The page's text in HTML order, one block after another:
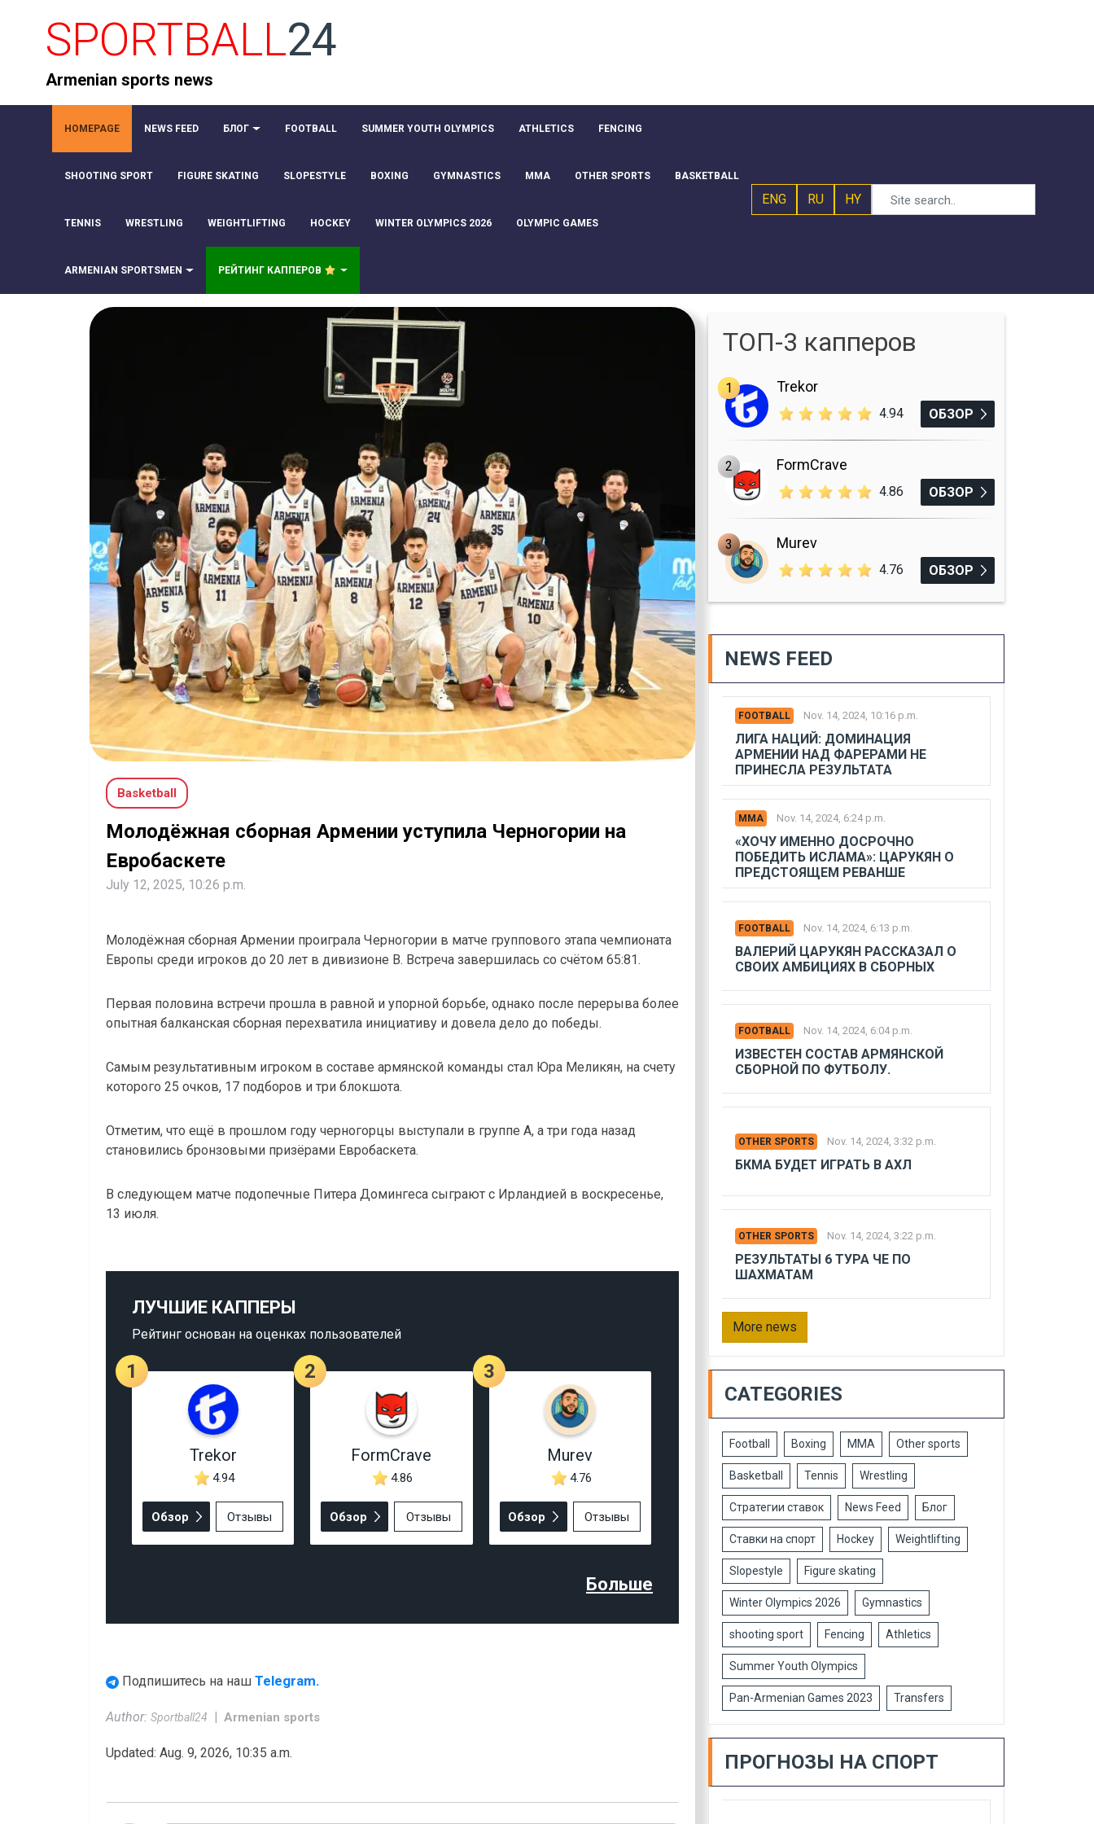
SPORTBALL24
Armenian sports news
HOMEPAGE NEWS FEED БЛОГ FOOTBALL SUMMER YOUTH OLYMPICS ATHLETICS FENCING
SHOOTING SPORT FIGURE SKATING SLOPESTYLE BOXING GYMNASTICS MMA OTHER SPORTS BASKETBALL
TENNIS WRESTLING WEIGHTLIFTING HOCKEY WINTER OLYMPICS 2026 OLYMPIC GAMES
ARMENIAN SPORTSMEN РЕЙТИНГ КАППЕРОВ
ENG RU HY
Basketball
Молодёжная сборная Армении уступила Черногории на
Евробаскете
July 12, 2025, 10:26 p.m.
Молодёжная сборная Армении проиграла Черногории в матче группового этапа чемпионата
Европы среди игроков до 20 лет в дивизионе В. Встреча завершилась со счётом 65:81.
Первая половина встречи прошла в равной и упорной борьбе, однако после перерыва более
опытная балканская сборная перехватила инициативу и довела дело до победы.
Самым результативным игроком в составе армянской команды стал Юра Меликян, на счету
которого 25 очков, 17 подборов и три блокшота.
Отметим, что ещё в прошлом году черногорцы выступали в группе А, а три года назад
становились бронзовыми призёрами Евробаскета.
В следующем матче подопечные Питера Домингеса сыграют с Ирландией в воскресенье,
13 июля.
ЛУЧШИЕ КАППЕРЫ
Рейтинг основан на оценках пользователей
1
Trekor
4.94
Обзор Отзывы
2
FormCrave
4.86
Обзор Отзывы
3
Murev
4.76
Обзор Отзывы
Больше
Подпишитесь на наш Telegram.
Author: Sportball24 Armenian sports
Updated: Aug. 9, 2026, 10:35 a.m.
ТОП-3 капперов
1 Trekor
4.94 ОБЗОР
2 FormCrave
4.86 ОБЗОР
3 Murev
4.76 ОБЗОР
NEWS FEED
FOOTBALL Nov. 14, 2024, 10:16 p.m.
ЛИГА НАЦИЙ: ДОМИНАЦИЯ
АРМЕНИИ НАД ФАРЕРАМИ НЕ
ПРИНЕСЛА РЕЗУЛЬТАТА
MMA Nov. 14, 2024, 6:24 p.m.
«ХОЧУ ИМЕННО ДОСРОЧНО
ПОБЕДИТЬ ИСЛАМА»: ЦАРУКЯН О
ПРЕДСТОЯЩЕМ РЕВАНШЕ
FOOTBALL Nov. 14, 2024, 6:13 p.m.
ВАЛЕРИЙ ЦАРУКЯН РАССКАЗАЛ О
СВОИХ АМБИЦИЯХ В СБОРНЫХ
FOOTBALL Nov. 14, 2024, 6:04 p.m.
ИЗВЕСТЕН СОСТАВ АРМЯНСКОЙ
СБОРНОЙ ПО ФУТБОЛУ.
OTHER SPORTS Nov. 14, 2024, 3:32 p.m.
БКМА БУДЕТ ИГРАТЬ В АХЛ
OTHER SPORTS Nov. 14, 2024, 3:22 p.m.
РЕЗУЛЬТАТЫ 6 ТУРА ЧЕ ПО
ШАХМАТАМ
More news
CATEGORIES
Football Boxing MMA Other sports
Basketball Tennis Wrestling
Стратегии ставок News Feed Блог
Ставки на спорт Hockey Weightlifting
Slopestyle Figure skating
Winter Olympics 2026 Gymnastics
shooting sport Fencing Athletics
Summer Youth Olympics
Pan-Armenian Games 2023 Transfers
ПРОГНОЗЫ НА СПОРТ